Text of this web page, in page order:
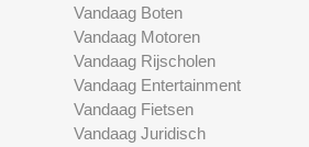
Vandaag Boten
Vandaag Motoren
Vandaag Rijscholen
Vandaag Entertainment
Vandaag Fietsen
Vandaag Juridisch